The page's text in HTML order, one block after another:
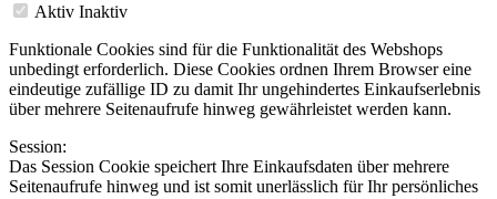
Aktiv Inaktiv
Funktionale Cookies sind für die Funktionalität des Webshops
unbedingt erforderlich. Diese Cookies ordnen Ihrem Browser eine
eindeutige zufällige ID zu damit Ihr ungehindertes Einkaufserlebnis
über mehrere Seitenaufrufe hinweg gewährleistet werden kann.
Session:
Das Session Cookie speichert Ihre Einkaufsdaten über mehrere
Seitenaufrufe hinweg und ist somit unerlässlich für Ihr persönliches